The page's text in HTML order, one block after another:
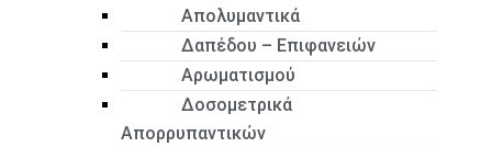
Απολυμαντικά
Δαπέδου – Επιφανειών
Αρωματισμού
Δοσομετρικά
Απορρυπαντικών